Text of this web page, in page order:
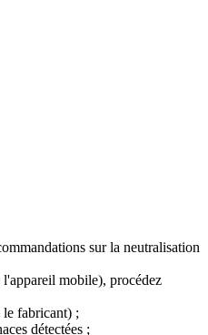
sur la neutralisation
mobile), procédez
le fabricant) ;
détectées ;